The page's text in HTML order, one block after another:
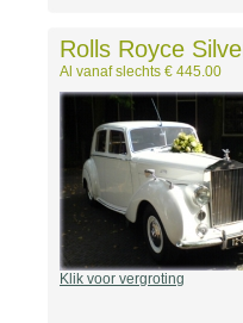
Rolls Royce
Al vanaf slechts € 445.00
Klik voor vergroting